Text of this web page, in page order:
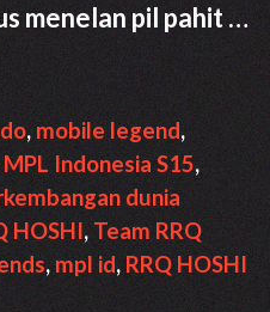
menelan pil pahit …
, mobile legend,
MPL Indonesia S15,
dunia
HOSHI, Team RRQ
, mpl id, RRQ HOSHI